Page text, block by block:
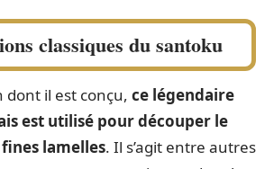
classiques du santoku
dont il est conçu, ce légendaire
est utilisé pour découper le
lamelles. Il s’agit entre autres